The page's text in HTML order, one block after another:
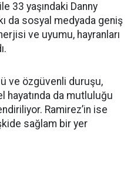
33 yaşındaki Danny
da sosyal medyada geniş
ve uyumu, hayranları
ve özgüvenli duruşu,
hayatında da mutluluğu
Ramirez’in ise
sağlam bir yer